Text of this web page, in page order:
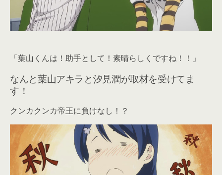
「葉山くんは！助手として！素晴らしくですね！！」
なんと葉山アキラと汐見潤が取材を受けてま
す！
クンカクンカ帝王に負けなし！？